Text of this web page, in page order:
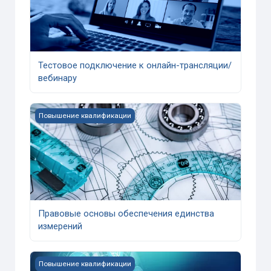
Тестовое подключение к онлайн-трансляции/
вебинару
Course image Правовые основы обеспечения единства
Повышение квалификации
Правовые основы обеспечения единства
измерений
Course image Менеджмент качества и основные
Повышение квалификации